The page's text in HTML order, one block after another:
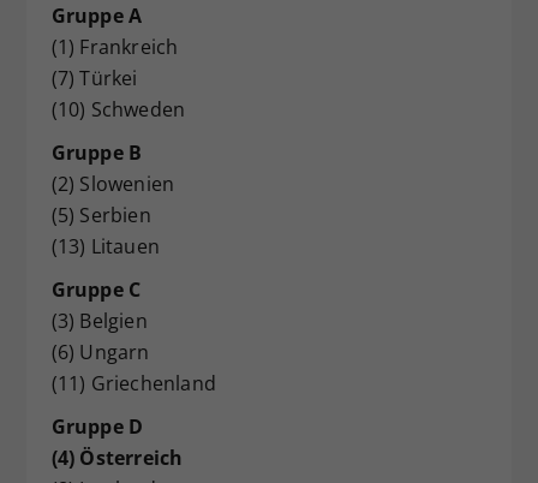
Gruppe A
(1) Frankreich
(7) Türkei
(10) Schweden
Gruppe B
(2) Slowenien
(5) Serbien
(13) Litauen
Gruppe C
(3) Belgien
(6) Ungarn
(11) Griechenland
Gruppe D
(4) Österreich